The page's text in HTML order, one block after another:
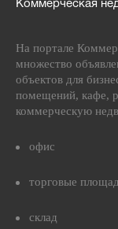
Коммерческая
На портале
множество
объектов для
помещений, кафе,
коммерческую
офис
торговые
склад